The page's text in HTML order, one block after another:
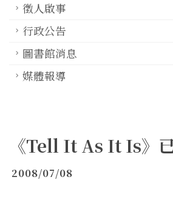
徵人啟事
行政公告
圖書館消息
媒體報導
《Tell It As It Is》
2008/07/08